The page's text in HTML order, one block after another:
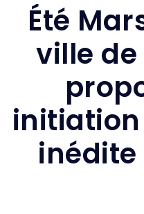
Été
ville